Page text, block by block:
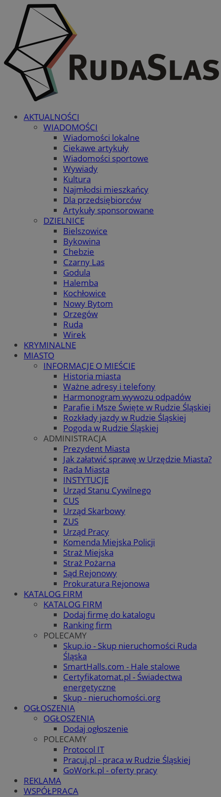
AKTUALNOŚCI
WIADOMOŚCI
Wiadomości lokalne
Ciekawe artykuły
Wiadomości sportowe
Wywiady
Kultura
Najmłodsi mieszkańcy
Dla przedsiębiorców
Artykuły sponsorowane
DZIELNICE
Bielszowice
Bykowina
Chebzie
Czarny Las
Godula
Halemba
Kochłowice
Nowy Bytom
Orzegów
Ruda
Wirek
KRYMINALNE
MIASTO
INFORMACJE O MIEŚCIE
Historia miasta
Ważne adresy i telefony
Harmonogram wywozu odpadów
Parafie i Msze Święte w Rudzie Śląskiej
Rozkłady jazdy w Rudzie Śląskiej
Pogoda w Rudzie Śląskiej
ADMINISTRACJA
Prezydent Miasta
Jak załatwić sprawę w Urzędzie Miasta?
Rada Miasta
INSTYTUCJE
Urząd Stanu Cywilnego
CUS
Urząd Skarbowy
ZUS
Urząd Pracy
Komenda Miejska Policji
Straż Miejska
Straż Pożarna
Sąd Rejonowy
Prokuratura Rejonowa
KATALOG FIRM
KATALOG FIRM
Dodaj firmę do katalogu
Ranking firm
POLECAMY
Skup.io - Skup nieruchomości Ruda
Śląska
SmartHalls.com - Hale stalowe
Certyfikatomat.pl - Świadectwa
energetyczne
Skup - nieruchomości.org
OGŁOSZENIA
OGŁOSZENIA
Dodaj ogłoszenie
POLECAMY
Protocol IT
Pracuj.pl - praca w Rudzie Śląskiej
GoWork.pl - oferty pracy
REKLAMA
WSPÓŁPRACA